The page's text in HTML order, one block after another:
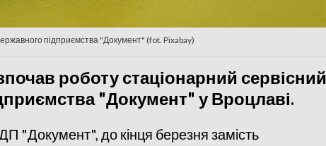
підприємства "Документ" (fot. Pixabay)
роботу стаціонарний сервісний
"Документ" у Вроцлаві.
"Документ", до кінця березня замість